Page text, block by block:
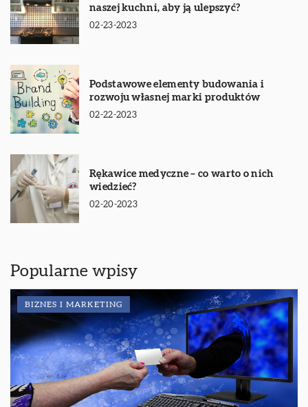
naszej kuchni, aby ją ulepszyć?
02-23-2023
Podstawowe elementy budowania i
rozwoju własnej marki produktów
02-22-2023
Rękawice medyczne – co warto o nich
wiedzieć?
02-20-2023
Popularne wpisy
BIZNES I MARKETING